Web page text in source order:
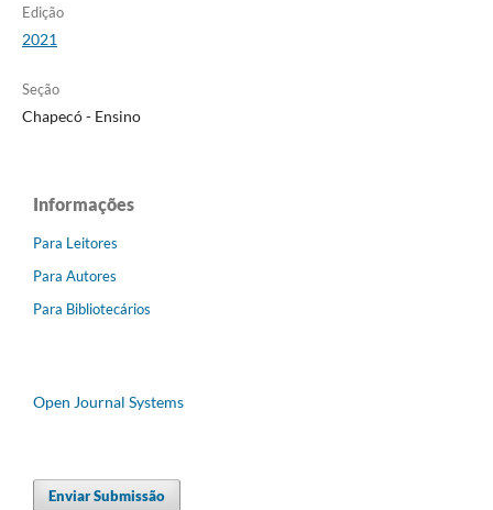
Edição
2021
Seção
Chapecó - Ensino
Informações
Para Leitores
Para Autores
Para Bibliotecários
Open Journal Systems
Enviar Submissão